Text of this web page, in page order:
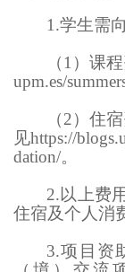
1.学生需
（1）课
upm.es/
（2）住
见https://
dation/。
2.以上费
住宿及个人消
3.项目资